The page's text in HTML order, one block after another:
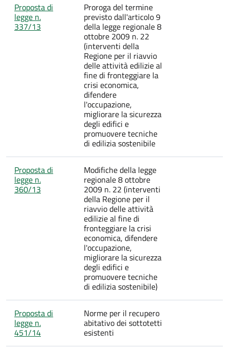
Proposta di
legge n.
337/13
Proroga del termine
previsto dall'articolo 9
della legge regionale 8
ottobre 2009 n. 22
(interventi della
Regione per il riavvio
delle attività edilizie al
fine di fronteggiare la
crisi economica,
difendere
l'occupazione,
migliorare la sicurezza
degli edifici e
promuovere tecniche
di edilizia sostenibile
Proposta di
legge n.
360/13
Modifiche della legge
regionale 8 ottobre
2009 n. 22 (interventi
della Regione per il
riavvio delle attività
edilizie al fine di
fronteggiare la crisi
economica, difendere
l'occupazione,
migliorare la sicurezza
degli edifici e
promuovere tecniche
di edilizia sostenibile)
Proposta di
legge n.
451/14
Norme per il recupero
abitativo dei sottotetti
esistenti